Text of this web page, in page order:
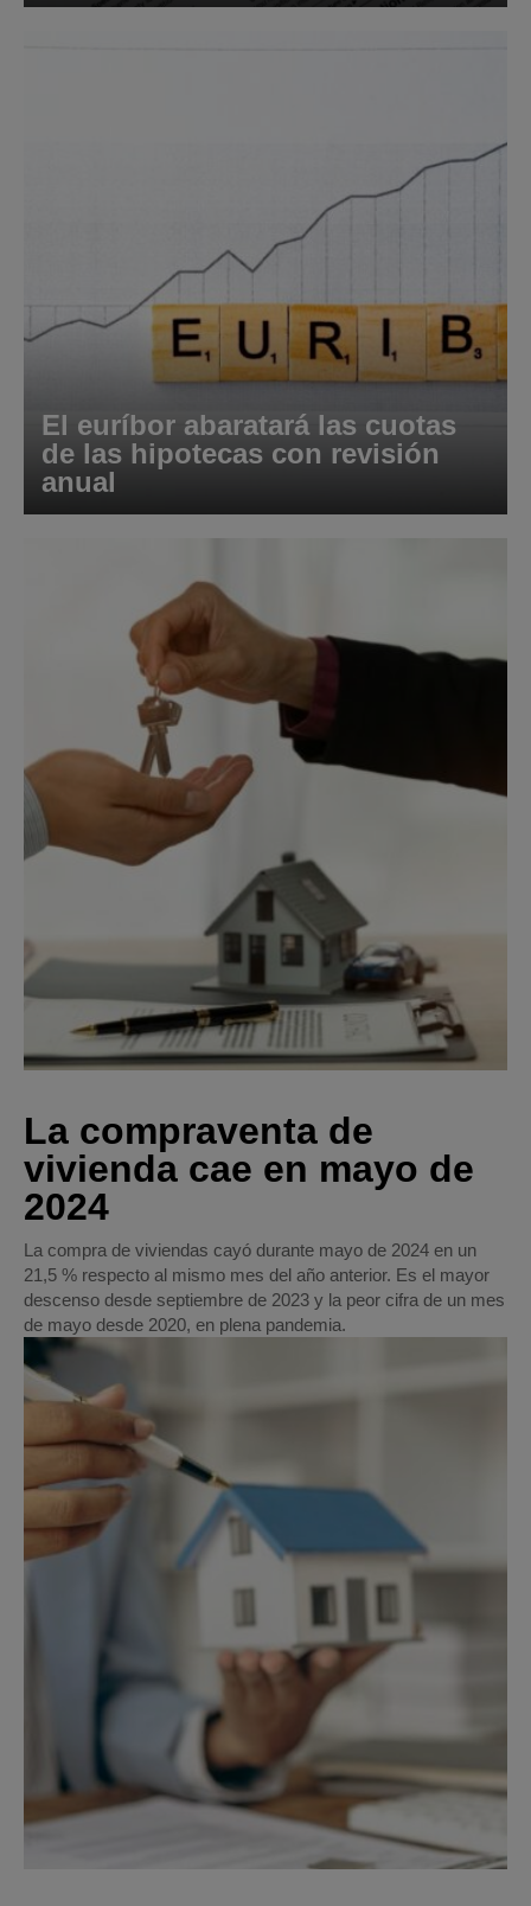
El euríbor abaratará las cuotas
de las hipotecas con revisión
anual
La compraventa de
vivienda cae en mayo de
2024
La compra de viviendas cayó durante mayo de 2024 en un
21,5 % respecto al mismo mes del año anterior. Es el mayor
descenso desde septiembre de 2023 y la peor cifra de un mes
de mayo desde 2020, en plena pandemia.